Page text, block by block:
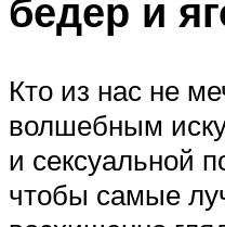
бедер и
Кто из нас не
волшебным
и сексуальной
чтобы самые